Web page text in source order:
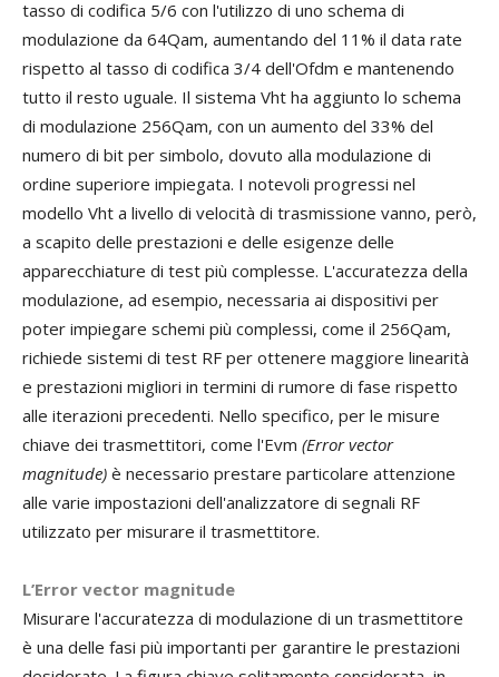
tasso di codifica 5/6 con l'utilizzo di uno schema di
modulazione da 64Qam, aumentando del 11% il data rate
rispetto al tasso di codifica 3/4 dell'Ofdm e mantenendo
tutto il resto uguale. Il sistema Vht ha aggiunto lo schema
di modulazione 256Qam, con un aumento del 33% del
numero di bit per simbolo, dovuto alla modulazione di
ordine superiore impiegata. I notevoli progressi nel
modello Vht a livello di velocità di trasmissione vanno, però,
a scapito delle prestazioni e delle esigenze delle
apparecchiature di test più complesse. L'accuratezza della
modulazione, ad esempio, necessaria ai dispositivi per
poter impiegare schemi più complessi, come il 256Qam,
richiede sistemi di test RF per ottenere maggiore linearità
e prestazioni migliori in termini di rumore di fase rispetto
alle iterazioni precedenti. Nello specifico, per le misure
chiave dei trasmettitori, come l'Evm (Error vector
magnitude) è necessario prestare particolare attenzione
alle varie impostazioni dell'analizzatore di segnali RF
utilizzato per misurare il trasmettitore.
L’Error vector magnitude
Misurare l'accuratezza di modulazione di un trasmettitore
è una delle fasi più importanti per garantire le prestazioni